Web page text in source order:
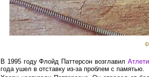
В 1995 году Флойд Паттерсон возглавил
года ушел в отставку из-за проблем с памятью.